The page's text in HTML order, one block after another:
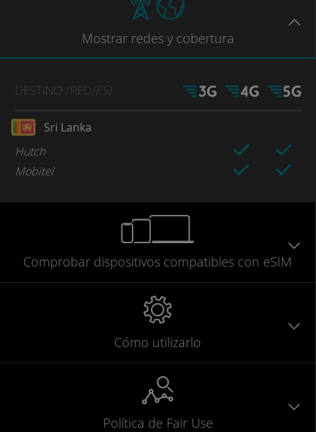
Mostrar redes y cobertura
DESTINO /RED(ES)
Sri Lanka
Hutch
Mobitel
Comprobar dispositivos compatibles con eSIM
Cómo utilizarlo
Política de Fair Use